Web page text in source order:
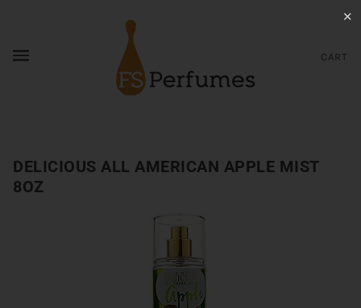
CART
DELICIOUS ALL AMERICAN APPLE MIST
8OZ
✕